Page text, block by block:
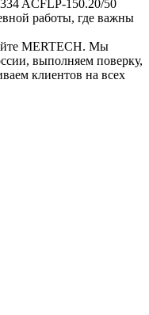
ACFLP-150.20/50
работы, где важны
MERTECH. Мы
выполняем поверку,
клиентов на всех